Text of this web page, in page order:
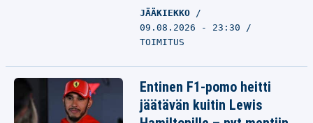
JÄÄKIEKKO
09.08.2026 - 23:30
TOIMITUS
Entinen F1-pomo heitti
jäätävän kuitin Lewis